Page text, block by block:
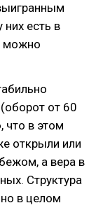
есть в
можно
от 60
что в этом
открыли или
а вера в
Структура
в целом